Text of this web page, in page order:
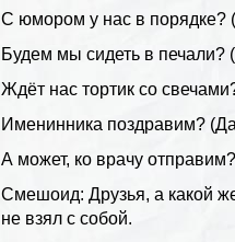
С юмором у нас в порядке?
Будем мы сидеть в печали?
Ждёт нас тортик со
Именинника поздравим?
А может, ко врачу
Смешоид: Друзья, а какой
не взял с собой.